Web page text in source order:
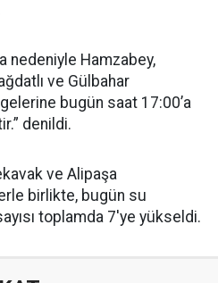
nedeniyle Hamzabey,
ve Gülbahar
bugün saat 17:00’a
denildi.
ve Alipaşa
birlikte, bugün su
toplamda 7'ye yükseldi.